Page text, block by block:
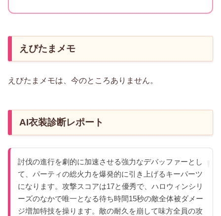
えびたまメモ
えびたまメモは、今のところありません。
AI衣装診断レポート
討伐の進行を劇的に加速させる強力なデバッファーとし
て、パーティの総火力を爆発的に引き上げるキーパーツ
になります。攻撃スコアは17と優秀で、ハロウィンシリ
ーズのなかで唯一となる待ち時間15秒の敵全体被ダメー
ジ増加特技を操ります。敵の耐久を崩して味方全員の攻